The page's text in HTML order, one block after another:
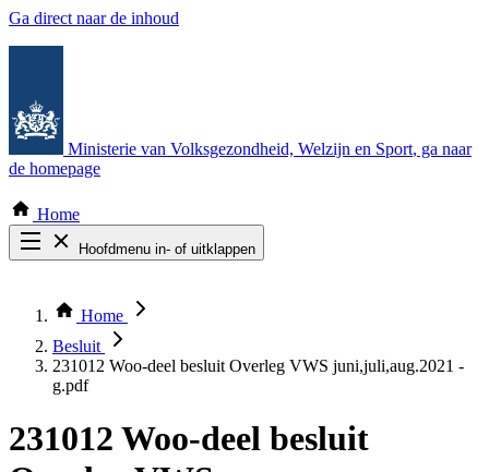
Ga direct naar de inhoud
Ministerie van Volksgezondheid, Welzijn en Sport, ga naar
de homepage
Home
Hoofdmenu in- of uitklappen
Thema COVID-19
Bekijk per bestuursorgaan
Home
Besluit
231012 Woo-deel besluit Overleg VWS juni,juli,aug.2021 -
g.pdf
231012 Woo-deel besluit